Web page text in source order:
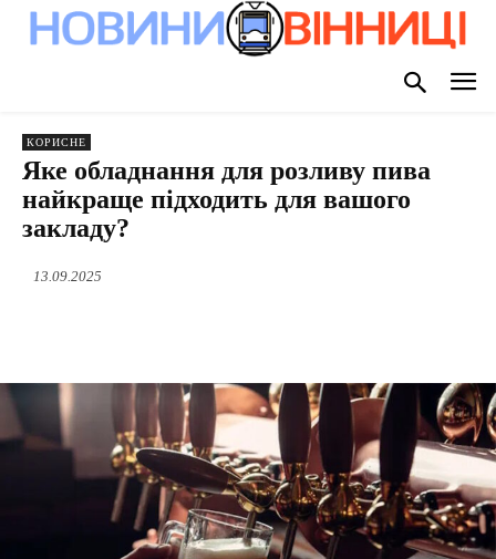
КОРИСНЕ
Яке обладнання для розливу пива
найкраще підходить для вашого
закладу?
13.09.2025